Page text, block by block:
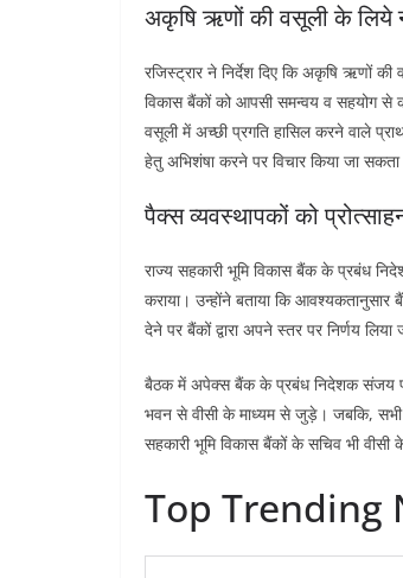
अकृषि ऋणों की वसूली के लिये
रजिस्ट्रार ने निर्देश दिए कि अकृषि ऋणों की
विकास बैंकों को आपसी समन्वय व सहयोग से
वसूली में अच्छी प्रगति हासिल करने वाले
हेतु अभिशंषा करने पर विचार किया जा
पैक्स व्यवस्थापकों को
राज्य सहकारी भूमि विकास बैंक के प्रबंध
कराया। उन्होंने बताया कि आवश्यकतानुसार
देने पर बैंकों द्वारा अपने स्तर पर निर्णय
बैठक में अपेक्स बैंक के प्रबंध निदेशक संजय
भवन से वीसी के माध्यम से जुड़े। जबकि, सभी
सहकारी भूमि विकास बैंकों के सचिव भी
Top Trending